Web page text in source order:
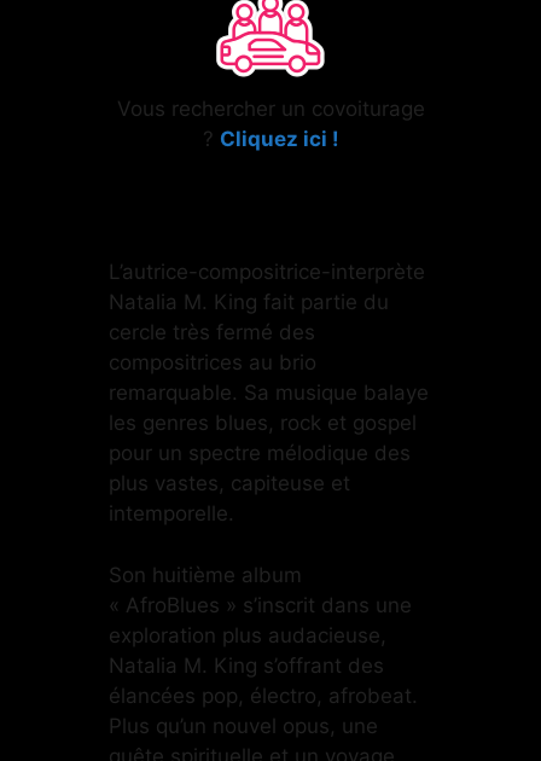
Vous rechercher un covoiturage
? Cliquez ici !
L’autrice-compositrice-interprète
Natalia M. King fait partie du
cercle très fermé des
compositrices au brio
remarquable. Sa musique balaye
les genres blues, rock et gospel
pour un spectre mélodique des
plus vastes, capiteuse et
intemporelle.
Son huitième album
« AfroBlues » s’inscrit dans une
exploration plus audacieuse,
Natalia M. King s’offrant des
élancées pop, électro, afrobeat.
Plus qu’un nouvel opus, une
quête spirituelle et un voyage